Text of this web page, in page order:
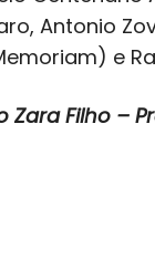
Antonio
e
Zara Filho –